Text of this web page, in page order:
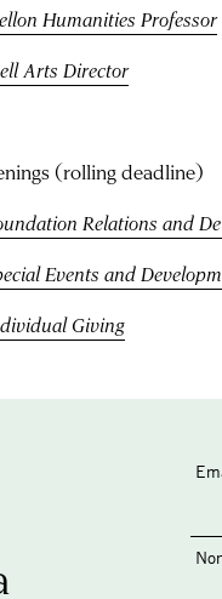
Humanities Professor
Arts Director
(rolling deadline)
Relations and
Events and
Giving